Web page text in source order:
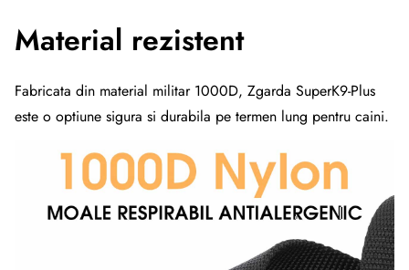
Material rezistent
Fabricata din material militar 1000D, Zgarda SuperK9-Plus
este o optiune sigura si durabila pe termen lung pentru caini.